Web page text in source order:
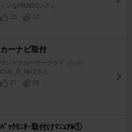
ドンなPRADOンさん
25
27
カーナビ取付
ランドクルーザープラド
Club_D_No.2さん
27
26
ﾊﾞｯｸﾓﾆﾀｰ取付けﾏﾆｭｱﾙ①